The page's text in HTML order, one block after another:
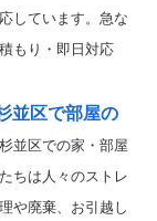
しています。急な
もり・即日対応
並区で部屋の
杉並区での家・部屋
ちは人々のストレ
や廃棄、お引越し